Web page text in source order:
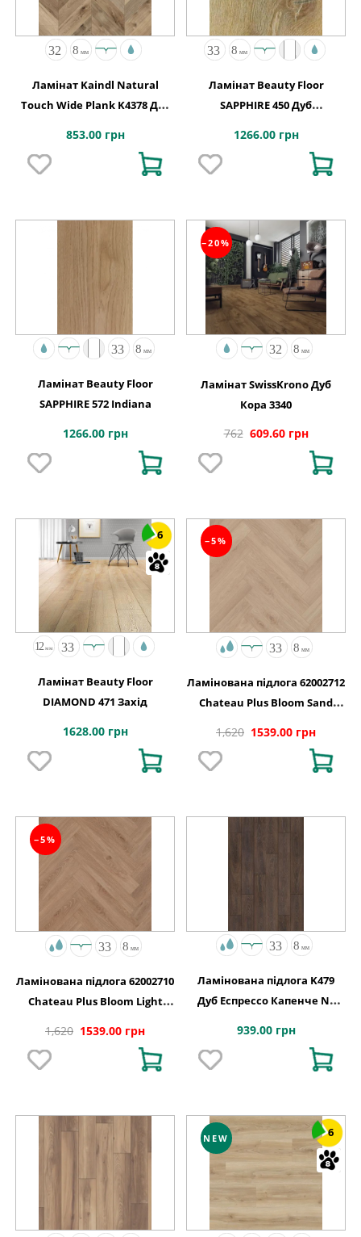
Ламінат Kaindl Natural
Touch Wide Plank K4378 Дуб
853.00 грн
Ламінат Beauty Floor
SAPPHIRE 450 Дуб
1266.00 грн
Ламінат Beauty Floor
SAPPHIRE 572 Indiana
1266.00 грн
−20%
Ламінат SwissKrono Дуб
Кора 3340
762 609.60 грн
6
Ламінат Beauty Floor
DIAMOND 471 Захід
1628.00 грн
−5%
Ламінована підлога 62002712
Chateau Plus Bloom Sand
1,620 1539.00 грн
−5%
Ламінована підлога 62002710
Chateau Plus Bloom Light
1,620 1539.00 грн
Ламінована підлога K479
Дуб Еспрессо Капенче NL
939.00 грн
NEW 6